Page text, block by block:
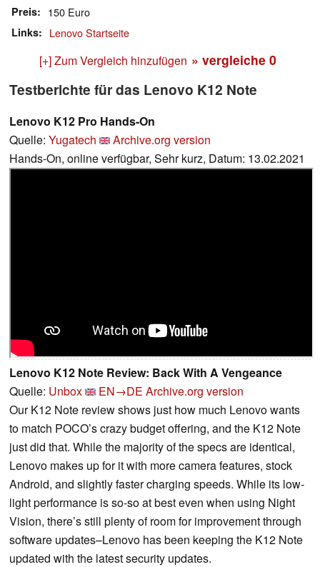
Preis 150 Euro
Links Lenovo Startseite
[+] Zum Vergleich hinzufügen » vergleiche 0
Testberichte für das Lenovo K12 Note
Lenovo K12 Pro Hands-On
Quelle: Yugatech
Archive.org version
Hands-On, online verfügbar, Sehr kurz, Datum: 13.02.2021
Lenovo K12 Note Review: Back With A Vengeance
Quelle: Unbox EN→DE Archive.org version
Our K12 Note review shows just how much Lenovo wants
to match POCO’s crazy budget offering, and the K12 Note
just did that. While the majority of the specs are identical,
Lenovo makes up for it with more camera features, stock
Android, and slightly faster charging speeds. While its low-
light performance is so-so at best even when using Night
Vision, there’s still plenty of room for improvement through
software updates–Lenovo has been keeping the K12 Note
updated with the latest security updates.